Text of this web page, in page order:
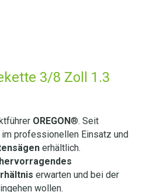
3/8 Zoll 1.3
OREGON®. Seit
professionellen Einsatz und
erhältlich.
hervorragendes
erwarten und bei der
wollen.